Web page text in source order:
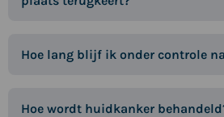
Hoe lang blijf ik onder controle
Hoe wordt huidkanker